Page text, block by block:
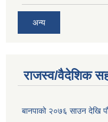
अन्य
राजस्व/वैदेशिक
बानपाको २०७६ साउन देखि